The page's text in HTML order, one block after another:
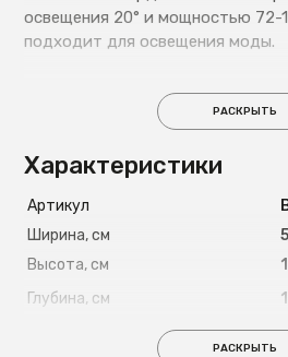
освещения 20° и мощностью 72-
подходит для освещения моды.
РАСКРЫТЬ
Характеристики
Артикул
Ширина, см
Высота, см
Глубина, см
РАСКРЫТЬ